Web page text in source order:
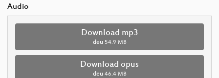
Audio
Download mp3
deu 54.9 MB
Download opus
deu 46.4 MB